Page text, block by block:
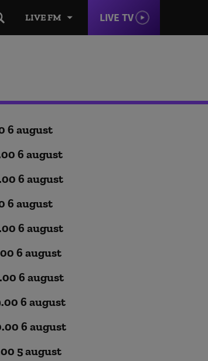
LIVE FM LIVE TV
6 august
6 august
6 august
6 august
6 august
6 august
6 august
6 august
6 august
5 august